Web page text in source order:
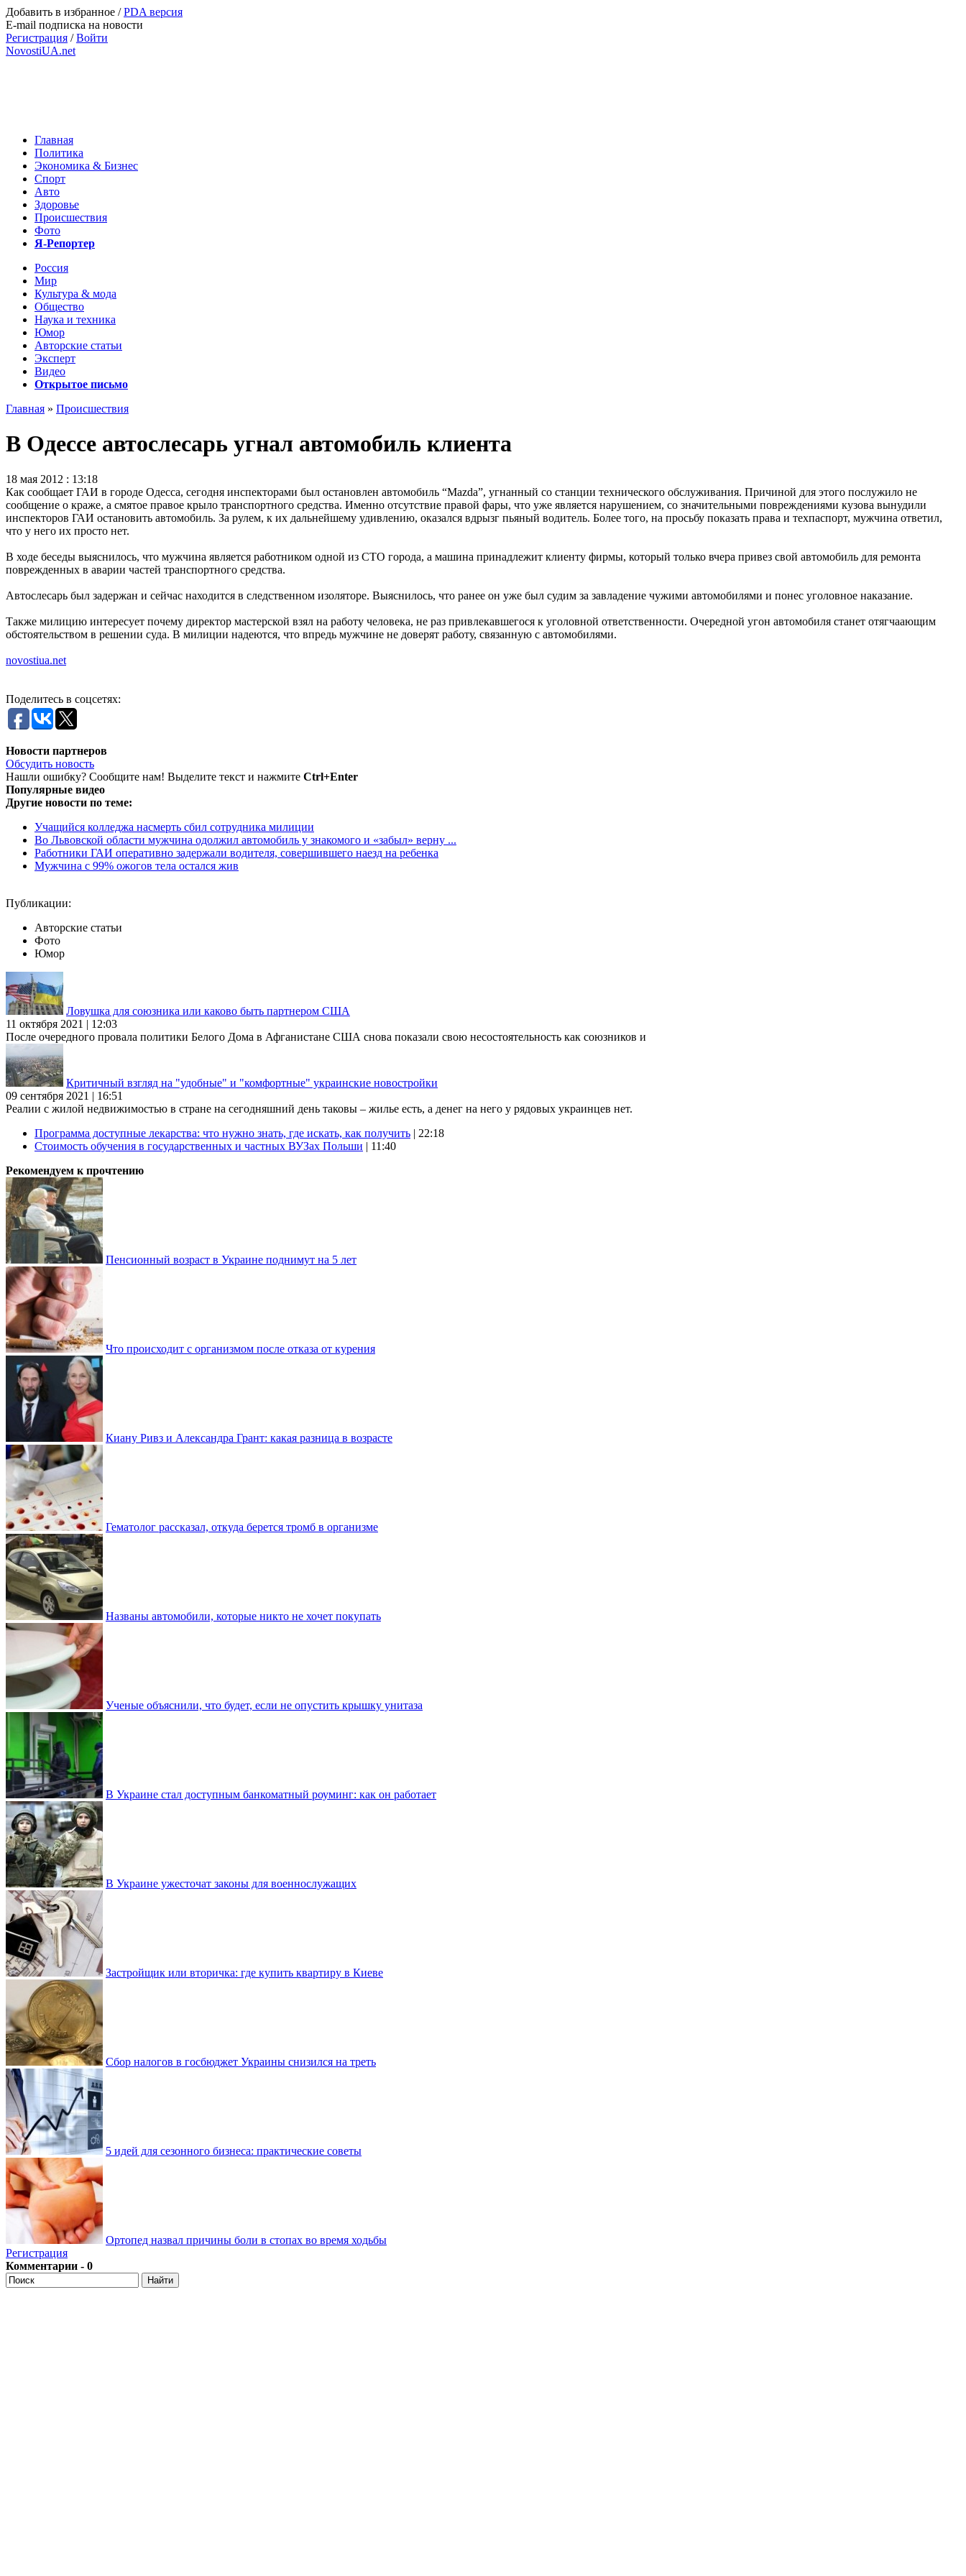
Добавить в избранное /PDA версия
E-mail подписка на новости
Регистрация /Войти
NovostiUA.net
Главная
Политика
Экономика & Бизнес
Спорт
Авто
Здоровье
Происшествия
Фото
Я-Репортер
Россия
Мир
Культура & мода
Общество
Наука и техника
Юмор
Авторские статьи
Эксперт
Видео
Открытое письмо
Главная » Происшествия
В Одессе автослесарь угнал автомобиль клиента
18 мая 2012 : 13:18
Как сообщает ГАИ в городе Одесса, сегодня инспекторами был остановлен автомобиль “Mazda”, угнанный со станции технического обслуживания. Причиной для этого послужило не
сообщение о краже, а смятое правое крыло транспортного средства. Именно отсутствие правой фары, что уже является нарушением, со значительными повреждениями кузова вынудили
инспекторов ГАИ остановить автомобиль. За рулем, к их дальнейшему удивлению, оказался вдрызг пьяный водитель. Более того, на просьбу показать права и техпаспорт, мужчина ответил,
что у него их просто нет.
В ходе беседы выяснилось, что мужчина является работником одной из СТО города, а машина принадлежит клиенту фирмы, который только вчера привез свой автомобиль для ремонта
поврежденных в аварии частей транспортного средства.
Автослесарь был задержан и сейчас находится в следственном изоляторе. Выяснилось, что ранее он уже был судим за завладение чужими автомобилями и понес уголовное наказание.
Также милицию интересует почему директор мастерской взял на работу человека, не раз привлекавшегося к уголовной ответственности. Очередной угон автомобиля станет отягчаающим
обстоятельством в решении суда. В милиции надеются, что впредь мужчине не доверят работу, связанную с автомобилями.
novostiua.net
Поделитесь в соцсетях:
Новости партнеров
Обсудить новость
Нашли ошибку? Сообщите нам! Выделите текст и нажмите Ctrl+Enter
Популярные видео
Другие новости по теме:
Учащийся колледжа насмерть сбил сотрудника милиции
Во Львовской области мужчина одолжил автомобиль у знакомого и «забыл» верну ...
Работники ГАИ оперативно задержали водителя, совершившего наезд на ребенка
Мужчина с 99% ожогов тела остался жив
Публикации:
Авторские статьи
Фото
Юмор
Ловушка для союзника или каково быть партнером США
11 октября 2021 | 12:03
После очередного провала политики Белого Дома в Афганистане США снова показали свою несостоятельность как союзников и
Критичный взгляд на "удобные" и "комфортные" украинские новостройки
09 сентября 2021 | 16:51
Реалии с жилой недвижимостью в стране на сегодняшний день таковы – жилье есть, а денег на него у рядовых украинцев нет.
Программа доступные лекарства: что нужно знать, где искать, как получить | 22:18
Стоимость обучения в государственных и частных ВУЗах Польши | 11:40
Рекомендуем к прочтению
Пенсионный возраст в Украине поднимут на 5 лет
Что происходит с организмом после отказа от курения
Киану Ривз и Александра Грант: какая разница в возрасте
Гематолог рассказал, откуда берется тромб в организме
Названы автомобили, которые никто не хочет покупать
Ученые объяснили, что будет, если не опустить крышку унитаза
В Украине стал доступным банкоматный роуминг: как он работает
В Украине ужесточат законы для военнослужащих
Застройщик или вторичка: где купить квартиру в Киеве
Сбор налогов в госбюджет Украины снизился на треть
5 идей для сезонного бизнеса: практические советы
Ортопед назвал причины боли в стопах во время ходьбы
Регистрация
Комментарии - 0